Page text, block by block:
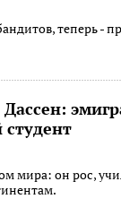
теперь -
мира: он рос,